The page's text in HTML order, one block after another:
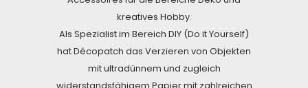
kreatives Hobby.
Als Spezialist im Bereich DIY (Do it Yourself)
hat Décopatch das Verzieren von Objekten
mit ultradünnem und zugleich